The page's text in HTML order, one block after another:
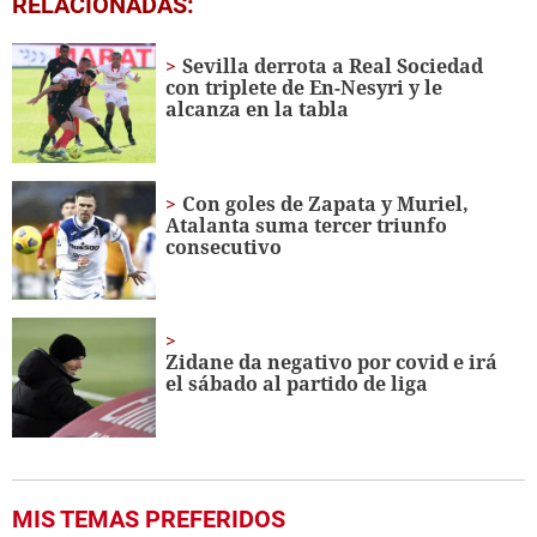
of
seconds
Sevilla derrota a Real Sociedad
con triplete de En-Nesyri y le
alcanza en la tabla
Con goles de Zapata y Muriel,
Atalanta suma tercer triunfo
consecutivo
Zidane da negativo por covid e irá
el sábado al partido de liga
MIS TEMAS PREFERIDOS